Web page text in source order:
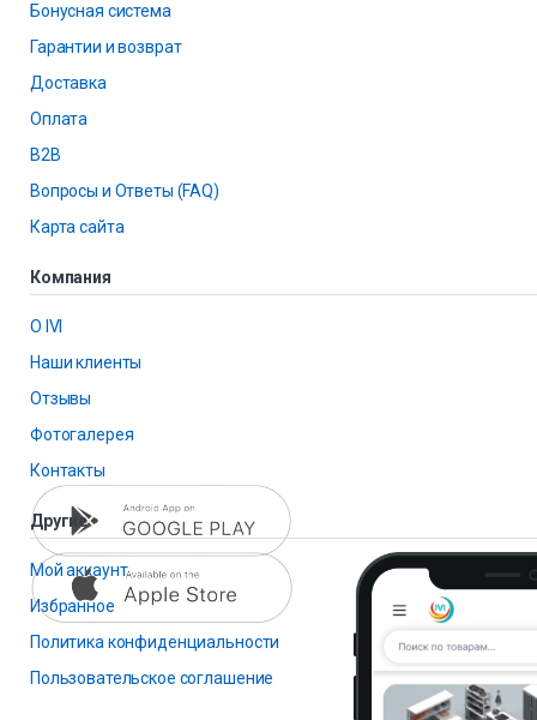
Бонусная система
Гарантии и возврат
Доставка
Оплата
B2B
Вопросы и Ответы (FAQ)
Карта сайта
Компания
О IVI
Наши клиенты
Отзывы
Фотогалерея
Контакты
Другие
Мой аккаунт
Избранное
Политика конфиденциальности
Пользовательское соглашение